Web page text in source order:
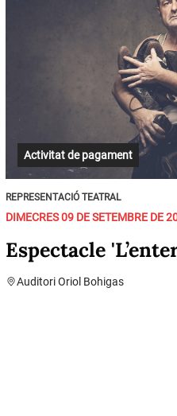
Activitat de pagament
REPRESENTACIÓ TEATRAL
DIMECRES 09 DE SETEMBRE DE
Espectacle
Auditori Oriol Bohigas